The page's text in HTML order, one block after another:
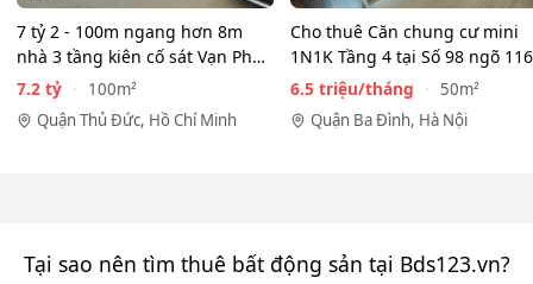
7 tỷ 2 - 100m ngang hơn 8m
nhà 3 tầng kiên cố sát Vạn Phúc
City - HẺM XE HƠI…
7.2 tỷ
100m²
Quận Thủ Đức, Hồ Chí Minh
Cho thuê Căn chung cư mini
1N1K Tầng 4 tại Số 98 ngõ 116
Phan Kế Bính, Ba Đình.…
6.5 triệu/tháng
50m²
Quận Ba Đình, Hà Nội
Tại sao nên tìm thuê bất động sản tại Bds123.vn?